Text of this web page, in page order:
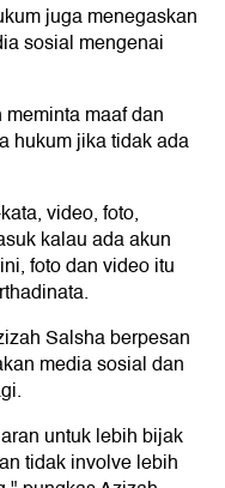
juga menegaskan
sosial mengenai
maaf dan
hukum jika tidak ada
video, foto,
kalau ada akun
foto dan video itu
Salsha berpesan
media sosial dan
untuk lebih bijak
tidak involve lebih